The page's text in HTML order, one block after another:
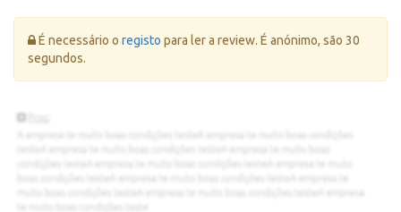
Erro:
É necessário o registo para ler a review. É anónimo, são 30
segundos.